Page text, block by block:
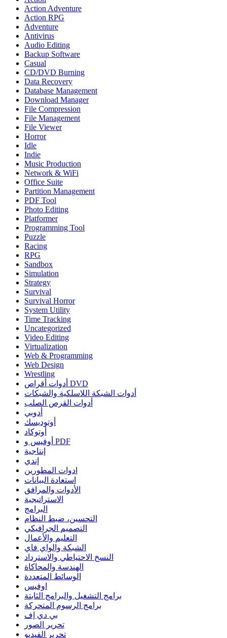
Action Adventure
Action RPG
Adventure
Antivirus
Audio Editing
Backup Software
Casual
CD/DVD Burning
Data Recovery
Database Management
Download Manager
File Compression
File Management
File Viewer
Horror
Idle
Indie
Music Production
Network & WiFi
Office Suite
Partition Management
PDF Tool
Photo Editing
Platformer
Programming Tool
Puzzle
Racing
RPG
Sandbox
Simulation
Strategy
Survival
Survival Horror
System Utility
Time Tracking
Uncategorized
Video Editing
Virtualization
Web & Programming
Web Design
Wrestling
أدوات أقراص DVD
أدوات الشبكة اللاسلكية والشبكات
أدوات القرص الصلب
أدوبي
أوتوديسك
أوتوكاد
أوفيس و PDF
إنتاجية
إندي
ادوات المطورين
استعادة البيانات
الأدوات والمرافق
الاستراتيجية
البرامج
التحسين، ضبط النظام
التصميم الجرافيكي
التعليم والأعمال
الشبكة والواي فاي
النسخ الاحتياطي والاسترداد
الهندسة والمحاكاة
الوسائط المتعددة
اوفيس
برامج التشغيل والبرامج الثابتة
برامج الرسوم المتحركة
بي دي إف
تحرير الصور
تحرير الفيديو